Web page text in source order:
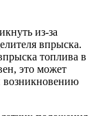
из-за
впрыска.
топлива в
это может
возникновению